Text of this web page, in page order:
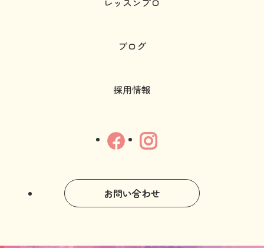
ブログ
採用情報
お問い合わせ